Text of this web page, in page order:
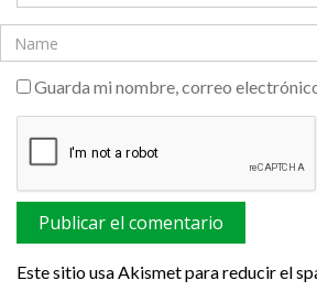
Guarda mi nombre, correo
Este sitio usa Akismet para reducir el